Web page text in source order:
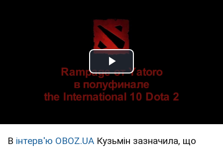
Play Video
В інтерв'ю OBOZ.UA Кузьмін зазначила, що